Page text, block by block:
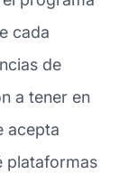
cada
de
a tener en
acepta
plataformas